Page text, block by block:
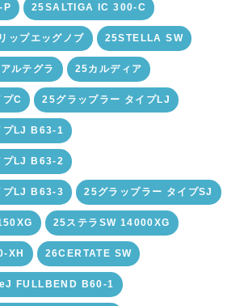
P 25SALTIGA IC 300-C
ップエッグノブ 25STELLA SW
ルテグラ 25カルディア
C 25グラップラー タイプLJ
プLJ B63-1
プLJ B63-2
プLJ B63-3 25グラップラー タイプSJ
25ステラSW 14000XG
XH 26CERTATE SW
FULLBEND B60-1